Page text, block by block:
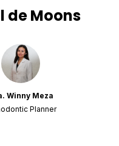
de Moons
Winny Meza
Planner